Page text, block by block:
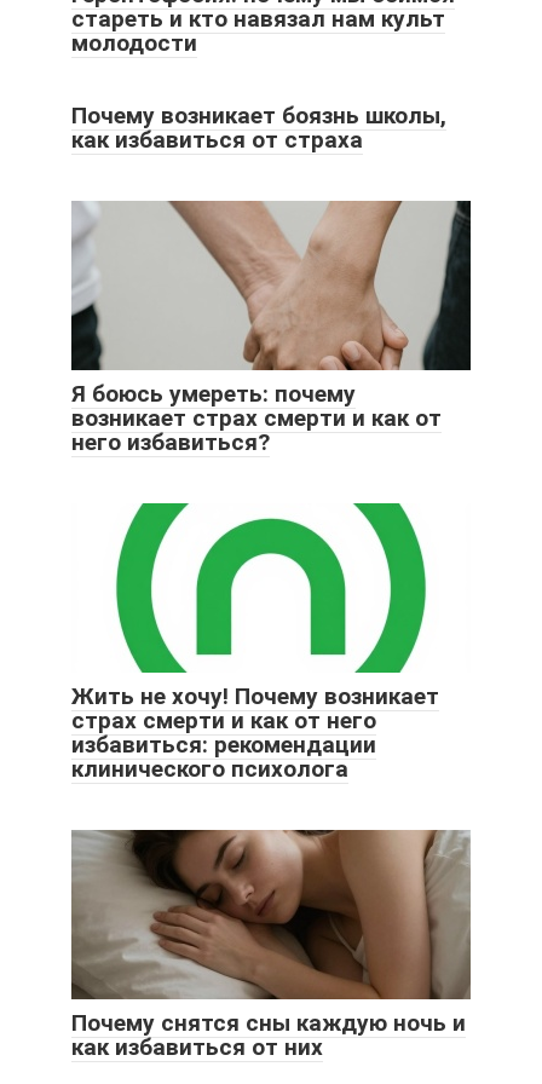
стареть и кто навязал нам культ
молодости
Почему возникает боязнь школы,
как избавиться от страха
Я боюсь умереть: почему
возникает страх смерти и как от
него избавиться?
Жить не хочу! Почему возникает
страх смерти и как от него
избавиться: рекомендации
клинического психолога
Почему снятся сны каждую ночь и
как избавиться от них